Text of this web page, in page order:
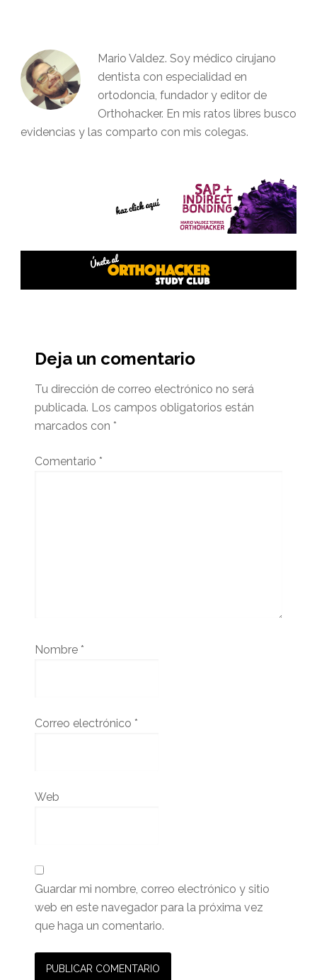
Mario Valdez. Soy médico cirujano
dentista con especialidad en
ortodoncia, fundador y editor de
Orthohacker. En mis ratos libres busco
evidencias y las comparto con mis colegas.
del
lector
Deja un comentario
Tu dirección de correo electrónico no será
publicada. Los campos obligatorios están
marcados con *
Comentario *
Nombre *
Correo electrónico *
Web
Guardar mi nombre, correo electrónico y sitio
web en este navegador para la próxima vez
que haga un comentario.